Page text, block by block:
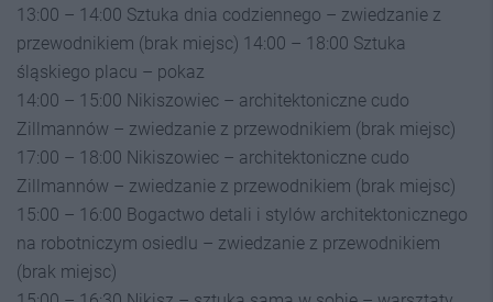
13:00 – 14:00 Sztuka dnia codziennego – zwiedzanie z
przewodnikiem (brak miejsc) 14:00 – 18:00 Sztuka
śląskiego placu – pokaz
14:00 – 15:00 Nikiszowiec – architektoniczne cudo
Zillmannów – zwiedzanie z przewodnikiem (brak miejsc)
17:00 – 18:00 Nikiszowiec – architektoniczne cudo
Zillmannów – zwiedzanie z przewodnikiem (brak miejsc)
15:00 – 16:00 Bogactwo detali i stylów architektonicznego
na robotniczym osiedlu – zwiedzanie z przewodnikiem
(brak miejsc)